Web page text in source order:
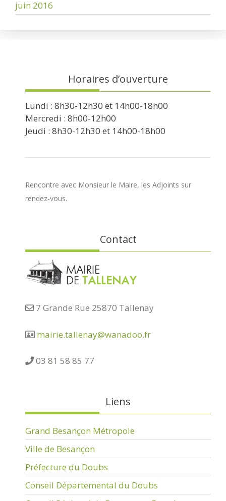
juin 2016
Horaires d’ouverture
Lundi : 8h30-12h30 et 14h00-18h00
Mercredi : 8h00-12h00
Jeudi : 8h30-12h30 et 14h00-18h00
Rencontre avec Monsieur le Maire, les Adjoints sur
rendez-vous.
Contact
7 Grande Rue 25870 Tallenay
mairie.tallenay@wanadoo.fr
03 81 58 85 77
Liens
Grand Besançon Métropole
Ville de Besançon
Préfecture du Doubs
Conseil Départemental du Doubs